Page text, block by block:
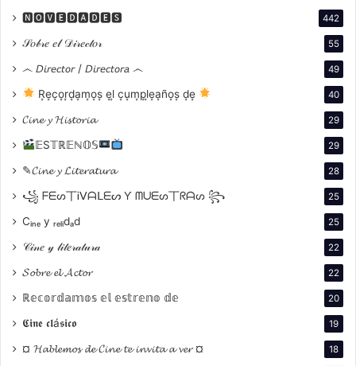
destinado al público infantil–, Banda Sonora Original –
para películas que tienen a la música como
protagonista– o Super 8 – 16mm –dedicada a estos
históricos formatos–, entre otros como
La tercera sección se dedica a los
Retrospectivas y busca actualizar la trayectoria de
directores prestigiosos con el objetivo de que sean
puestos otra vez en circulación. Además, esta sección
🅽🅾🆅🅴🅳🅰🅳🅴🆂 442
𝒮𝑜𝒷𝓇𝑒 𝑒𝓁 𝒟𝒾𝓇𝑒𝒸𝓉𝑜𝓇 55
෴ 𝘋𝘪𝘳𝘦𝘤𝘵𝘰𝘳 / 𝘋𝘪𝘳𝘦𝘤𝘵𝘰𝘳𝘢 ෴ 49
R͙e͙c͙o͙r͙d͙a͙m͙o͙s͙ e͙l͙ c͙u͙m͙p͙l͙e͙a͙ño͙s͙ d͙e͙ 40
𝓒𝓲𝓷𝓮 𝔂 𝓗𝓲𝓼𝓽𝓸𝓻𝓲𝓪 29
𝔼S𝕋ℝ𝔼ℕ𝕆𝕊 29
✎𝓒𝓲𝓷𝓮 𝔂 𝓛𝓲𝓽𝓮𝓻𝓪𝓽𝓾𝓻𝓪 28
꧁ ᖴᗴᔕ丅Ꭵᐯᗩᒪᗴᔕ Ƴ ᗰᑌᗴᔕ丅ᖇᗩᔕ ꧂ 25
Cᵢₙₑ y ᵣₑₗᵢdₐd 25
𝒞𝒾𝓃𝑒 𝓎 𝓁𝒾𝓉𝑒𝓇𝒶𝓉𝓊𝓇𝒶 22
𝓢𝓸𝓫𝓻𝓮 𝓮𝓵 𝓐𝓬𝓽𝓸𝓻 22
ℝ𝕖𝕔𝕠𝕣𝕕𝕒𝕞𝕠𝕤 𝕖𝕝 𝕖𝕤𝕥𝕣𝕖𝕟𝕠 𝕕𝕖 20
𝕮𝖎𝖓𝖊 𝖈𝖑á𝖘𝖎𝖈𝖔 19
¤ 𝓗𝓪𝓫𝓵𝓮𝓶𝓸𝓼 𝓭𝓮 𝓒𝓲𝓷𝓮 𝓽𝓮 𝓲𝓷𝓿𝓲𝓽𝓪 𝓪 𝓿𝓮𝓻 ¤ 18